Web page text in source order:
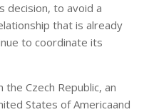
decision, to avoid a
that is already
to coordinate its
Czech Republic, an
States of Americaand